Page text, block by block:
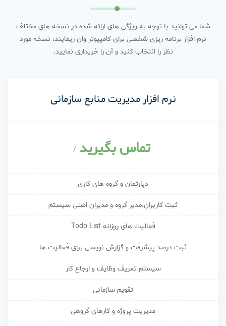
شما می توانید با توجه به ویژگی های ارائه شده در نسخه های مختلف
نرم افزار برنامه ریزی شخصی برای کامپیوتر وان ریمایند، نسخه مورد
نظر را انتخاب کنید و آن را خریداری نمایید.
نرم افزار مدیریت منابع سازمانی
تماس بگیرید /
دپارتمان و گروه های کاری
ثبت کاربران،مدیر گروه و مدیران اصلی سیستم
فعالیت های روزانه Todo List
ثبت درصد پیشرفت و گزارش نویسی برای فعالیت ها
سیستم تعریف وظایف و ارجاع کار
تقویم سازمانی
مدیریت پروژه و کارهای گروهی